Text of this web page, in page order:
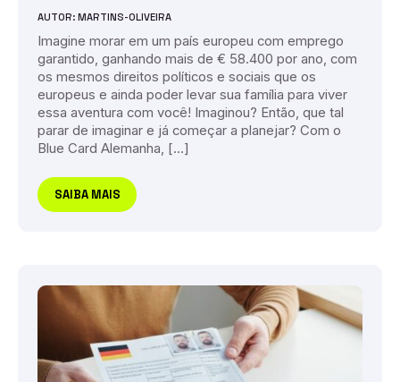
AUTOR: MARTINS-OLIVEIRA
Imagine morar em um país europeu com emprego
garantido, ganhando mais de € 58.400 por ano, com
os mesmos direitos políticos e sociais que os
europeus e ainda poder levar sua família para viver
essa aventura com você! Imaginou? Então, que tal
parar de imaginar e já começar a planejar? Com o
Blue Card Alemanha, […]
SAIBA MAIS